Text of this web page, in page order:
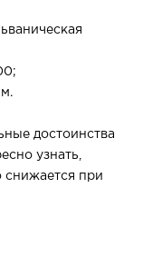
достоинства
узнать,
снижается при